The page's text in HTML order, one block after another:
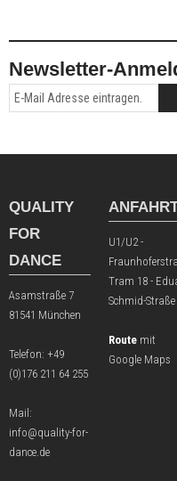
Newsletter-
QUALITY
FOR
DANCE
Asamstraße 7
81541 München
Telefon: +49
(0)176 211 64 255
Mail:
info@quality-for-
dance.de
U1/U2 -
Tram 18 -
Schmid-Straße
Route mit
Google Maps